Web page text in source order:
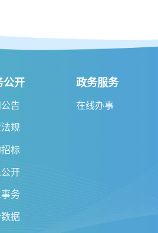
公开
告
规
标
开
务
据
政务服务
在线办事